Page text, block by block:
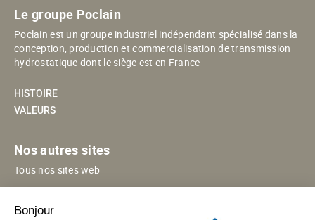
Le groupe Poclain
Poclain est un groupe industriel indépendant spécialisé dans la
conception, production et commercialisation de transmission
hydrostatique dont le siège est en France
HISTOIRE
VALEURS
Nos autres sites
Tous nos sites web
Bonjour